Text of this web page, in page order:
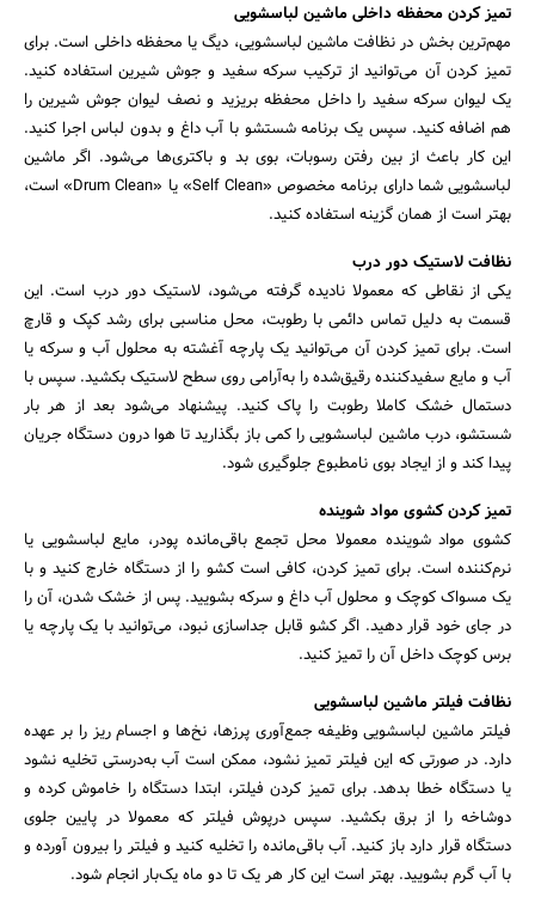
جستجو
تمیز کردن محفظه داخلی ماشین لباسشویی
مهم‌ترین بخش در نظافت ماشین لباسشویی، دیگ یا محفظه داخلی است. برای
تمیز کردن آن می‌توانید از ترکیب سرکه سفید و جوش شیرین استفاده کنید.
یک لیوان سرکه سفید را داخل محفظه بریزید و نصف لیوان جوش شیرین را
هم اضافه کنید. سپس یک برنامه شستشو با آب داغ و بدون لباس اجرا کنید.
این کار باعث از بین رفتن رسوبات، بوی بد و باکتری‌ها می‌شود. اگر ماشین
لباسشویی شما دارای برنامه مخصوص «Self Clean» یا «Drum Clean» است،
بهتر است از همان گزینه استفاده کنید.
نظافت لاستیک دور درب
یکی از نقاطی که معمولا نادیده گرفته می‌شود، لاستیک دور درب است. این
قسمت به دلیل تماس دائمی با رطوبت، محل مناسبی برای رشد کپک و قارچ
است. برای تمیز کردن آن می‌توانید یک پارچه آغشته به محلول آب و سرکه یا
آب و مایع سفیدکننده رقیق‌شده را به‌آرامی روی سطح لاستیک بکشید. سپس با
دستمال خشک کاملا رطوبت را پاک کنید. پیشنهاد می‌شود بعد از هر بار
شستشو، درب ماشین لباسشویی را کمی باز بگذارید تا هوا درون دستگاه جریان
پیدا کند و از ایجاد بوی نامطبوع جلوگیری شود.
تمیز کردن کشوی مواد شوینده
کشوی مواد شوینده معمولا محل تجمع باقی‌مانده پودر، مایع لباسشویی یا
نرم‌کننده است. برای تمیز کردن، کافی است کشو را از دستگاه خارج کنید و با
یک مسواک کوچک و محلول آب داغ و سرکه بشویید. پس از خشک شدن، آن را
در جای خود قرار دهید. اگر کشو قابل جداسازی نبود، می‌توانید با یک پارچه یا
برس کوچک داخل آن را تمیز کنید.
نظافت فیلتر ماشین لباسشویی
فیلتر ماشین لباسشویی وظیفه جمع‌آوری پرزها، نخ‌ها و اجسام ریز را بر عهده
دارد. در صورتی که این فیلتر تمیز نشود، ممکن است آب به‌درستی تخلیه نشود
یا دستگاه خطا بدهد. برای تمیز کردن فیلتر، ابتدا دستگاه را خاموش کرده و
دوشاخه را از برق بکشید. سپس درپوش فیلتر که معمولا در پایین جلوی
دستگاه قرار دارد باز کنید. آب باقی‌مانده را تخلیه کنید و فیلتر را بیرون آورده و
با آب گرم بشویید. بهتر است این کار هر یک تا دو ماه یک‌بار انجام شود.